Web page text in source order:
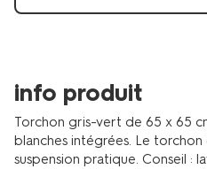
info produit
Torchon gris-vert de 65 x 65
blanches intégrées. Le
suspension pratique. Conseil :